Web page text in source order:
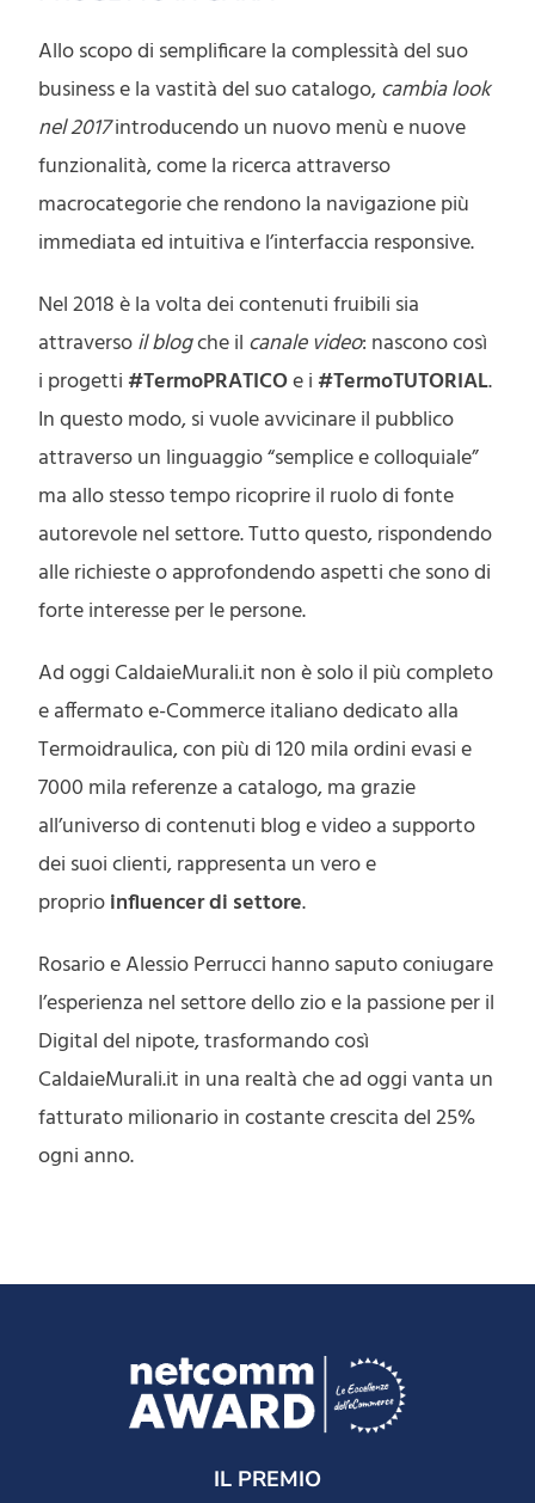
Allo scopo di semplificare la complessità del suo
business e la vastità del suo catalogo,cambia look
nel 2017introducendo un nuovo menù e nuove
funzionalità, come la ricerca attraverso
macrocategorie che rendono la navigazione più
immediata ed intuitiva e l’interfaccia responsive.
Nel 2018 è la volta dei contenuti fruibili sia
attraversoil blogche il canale video: nascono così
i progetti#TermoPRATICOe i#TermoTUTORIAL.
In questo modo, si vuole avvicinare il pubblico
attraverso un linguaggio “semplice e colloquiale”
ma allo stesso tempo ricoprire il ruolo di fonte
autorevole nel settore. Tutto questo, rispondendo
alle richieste o approfondendo aspetti che sono di
forte interesse per le persone.
Ad oggi CaldaieMurali.it non è solo il più completo
e affermato e-Commerce italiano dedicato alla
Termoidraulica, con più di 120 mila ordini evasi e
7000 mila referenze a catalogo, ma grazie
all’universo di contenuti blog e video a supporto
dei suoi clienti, rappresenta un vero e
proprioinfluencer di settore.
Rosario e Alessio Perrucci hanno saputo coniugare
l’esperienza nel settore dello zio e la passione per il
Digital del nipote, trasformando così
CaldaieMurali.it in una realtà che ad oggi vanta un
fatturato milionario in costante crescita del 25%
ogni anno.
IL PREMIO